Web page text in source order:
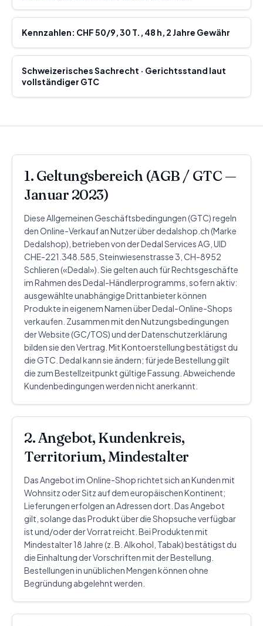
Kennzahlen: CHF 50/9, 30 T., 48 h, 2 Jahre Gewähr
Schweizerisches Sachrecht · Gerichtsstand laut
vollständiger GTC
1. Geltungsbereich (AGB / GTC —
Januar 2023)
Diese Allgemeinen Geschäftsbedingungen (GTC) regeln
den Online-Verkauf an Nutzer über dedalshop.ch (Marke
Dedalshop), betrieben von der Dedal Services AG, UID
CHE-221.348.585, Steinwiesenstrasse 3, CH-8952
Schlieren («Dedal»). Sie gelten auch für Rechtsgeschäfte
im Rahmen des Dedal-Händlerprogramms, sofern aktiv:
ausgewählte unabhängige Drittanbieter können
Produkte in eigenem Namen über Dedal-Online-Shops
verkaufen. Zusammen mit den Nutzungsbedingungen
der Website (GC/TOS) und der Datenschutzerklärung
bilden sie den Vertrag. Mit Kontoerstellung bestätigst du
die GTC. Dedal kann sie ändern; für jede Bestellung gilt
die zum Bestellzeitpunkt gültige Fassung. Abweichende
Kundenbedingungen werden nicht anerkannt.
2. Angebot, Kundenkreis,
Territorium, Mindestalter
Das Angebot im Online-Shop richtet sich an Kunden mit
Wohnsitz oder Sitz auf dem europäischen Kontinent;
Lieferungen erfolgen an Adressen dort. Das Angebot
gilt, solange das Produkt über die Shopsuche verfügbar
ist und/oder der Vorrat reicht. Bei Produkten mit
Mindestalter 18 Jahre (z. B. Alkohol, Tabak) bestätigst du
die Einhaltung der Vorschriften mit der Bestellung.
Bestellungen in unüblichen Mengen können ohne
Begründung abgelehnt werden.